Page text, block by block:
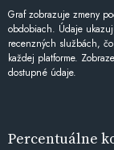
Graf zobrazuje zmeny
obdobiach. Údaje
recenzných službách,
každej platforme.
dostupné údaje.
Percentuálne